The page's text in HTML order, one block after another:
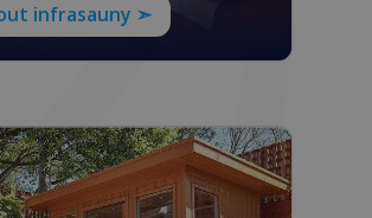
infrasauny ➣